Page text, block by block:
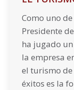
Como uno
Presidente
ha jugado
la empresa
el turismo
éxitos es la